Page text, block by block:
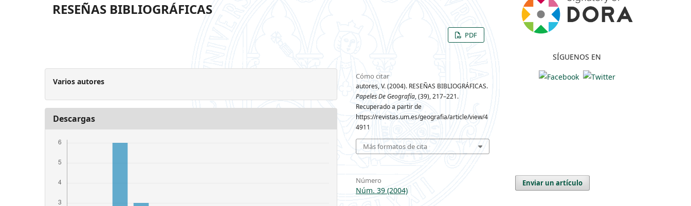
RESEÑAS BIBLIOGRÁFICAS
PDF
Varios autores
Descargas
Cómo citar
autores, V. (2004). RESEÑAS BIBLIOGRÁFICAS.
Papeles De Geografía, (39), 217–221.
Recuperado a partir de
https://revistas.um.es/geografia/article/view/4
4911
Más formatos de cita
Número
Núm. 39 (2004)
SÍGUENOS EN
Enviar un artículo